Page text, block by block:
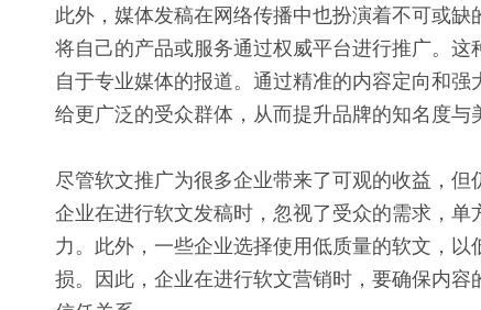
此外，媒体发稿在网络传播中也扮演着不可或
将自己的产品或服务通过权威平台进行推广。
自于专业媒体的报道。通过精准的内容定向和
给更广泛的受众群体，从而提升品牌的知名度与
尽管软文推广为很多企业带来了可观的收益，
企业在进行软文发稿时，忽视了受众的需求，
力。此外，一些企业选择使用低质量的软文，
损。因此，企业在进行软文营销时，要确保内